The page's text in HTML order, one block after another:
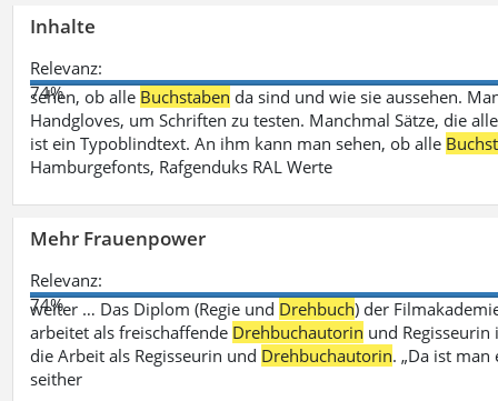
Inhalte
Relevanz:
74%
sehen, ob alle Buchstaben da sind und wie sie aussehen.
Handgloves, um Schriften zu testen. Manchmal Sätze, die
ist ein Typoblindtext. An ihm kann man sehen, ob alle
Hamburgefonts, Rafgenduks RAL Werte
Mehr Frauenpower
Relevanz:
74%
weiter … Das Diplom (Regie und Drehbuch) der
arbeitet als freischaffende Drehbuchautorin und
die Arbeit als Regisseurin und Drehbuchautorin. „Da ist
seither